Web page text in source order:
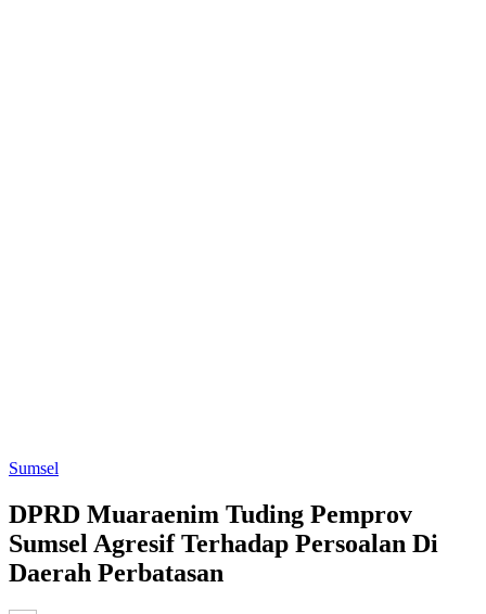
Sumsel
DPRD Muaraenim Tuding Pemprov
Sumsel Agresif Terhadap Persoalan Di
Daerah Perbatasan